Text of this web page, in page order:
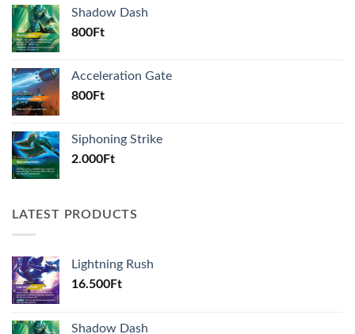
Shadow Dash
800Ft
Acceleration Gate
800Ft
Siphoning Strike
2.000Ft
LATEST PRODUCTS
Lightning Rush
16.500Ft
Shadow Dash